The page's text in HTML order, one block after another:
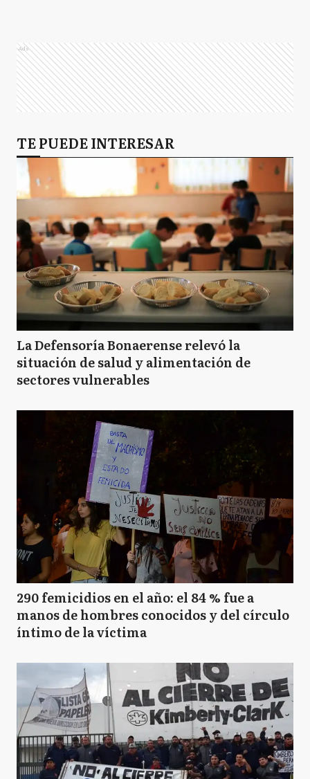
Ads
TE PUEDE INTERESAR
La Defensoría Bonaerense relevó la
situación de salud y alimentación de
sectores vulnerables
290 femicidios en el año: el 84 % fue a
manos de hombres conocidos y del círculo
íntimo de la víctima